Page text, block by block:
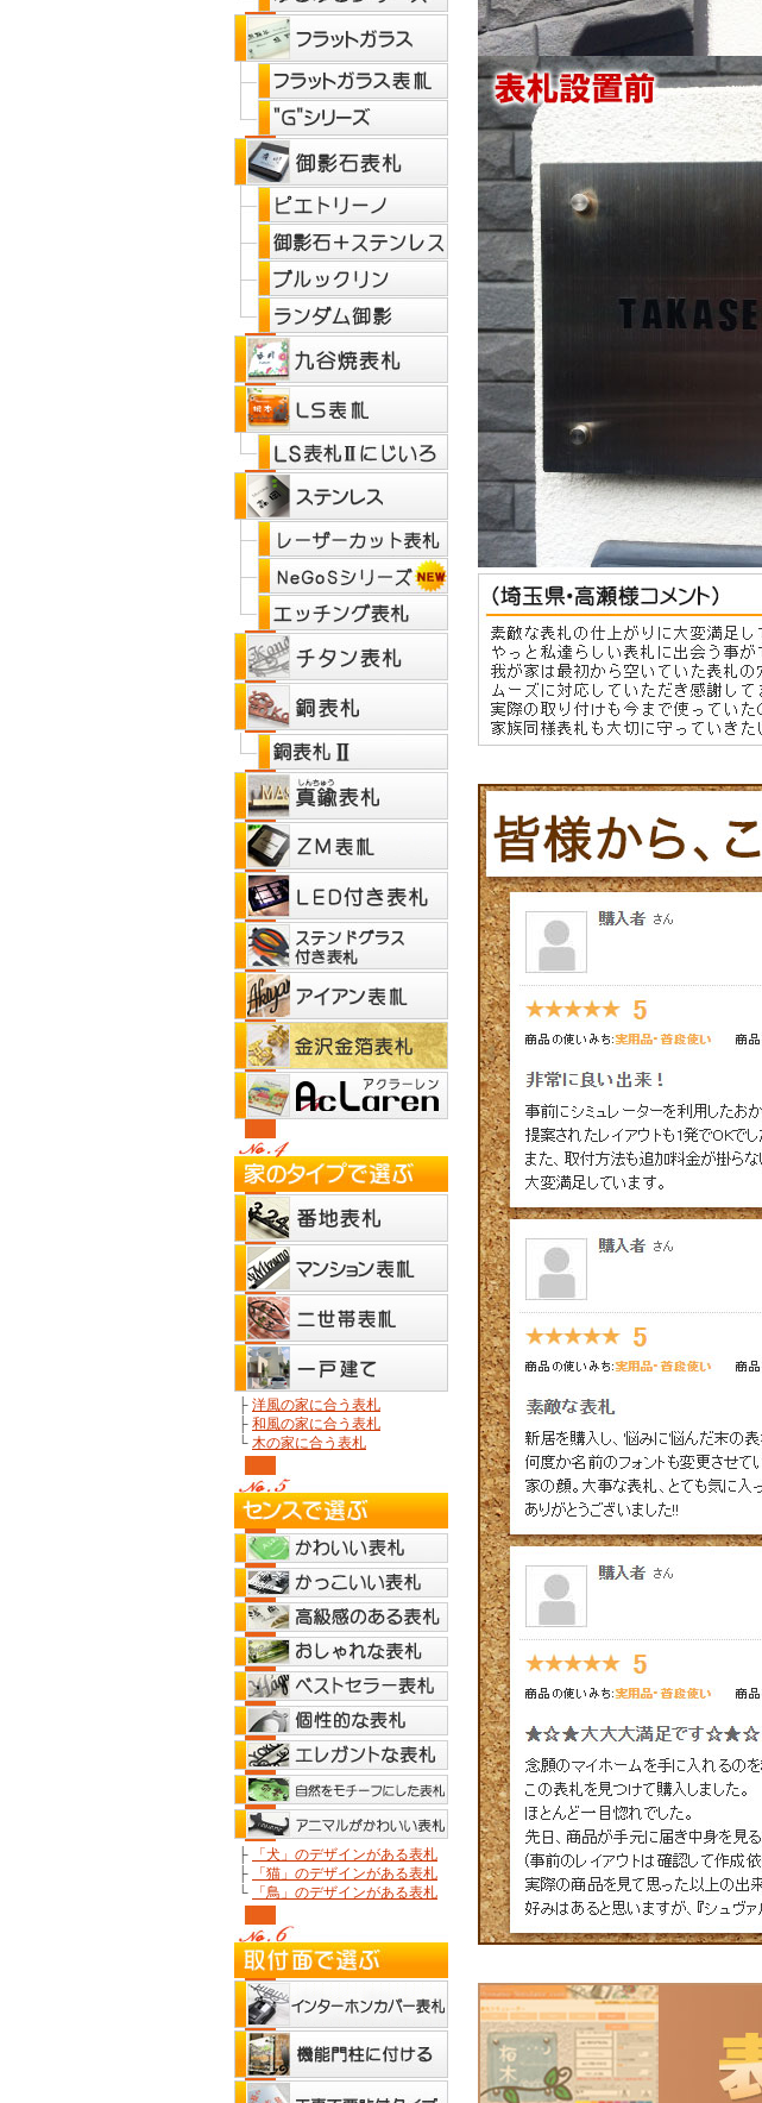
├ 洋風の家に合う表札
├ 和風の家に合う表札
└ 木の家に合う表札
├
「犬」のデザインがある表札
├
「猫」のデザインがある表札
└
「鳥」のデザインがある表札